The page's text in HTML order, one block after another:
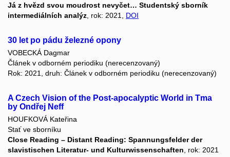
Já z hvězd svou moudrost nevyčet… Studentský sborník
intermediálních analýz , rok: 2021, DOI
30 let po pádu železné opony
VOBECKÁ Dagmar
Článek v odborném periodiku (nerecenzovaný)
Rok: 2021, druh: Článek v odborném periodiku (nerecenzovaný)
A Czech Vision of the Post-apocalyptic World in Tma
by Ondřej Neff
HOUFKOVÁ Kateřina
Stať ve sborníku
Close Reading – Distant Reading: Spannungsfelder der
slavistischen Literatur- und Kulturwissenschaften, rok: 2021